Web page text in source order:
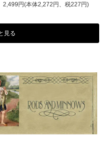
2,499円(本体2,272円、税227円)
見る